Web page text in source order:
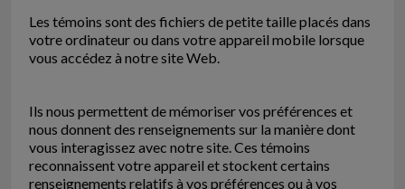
Les témoins sont des fichiers de petite taille placés dans
votre ordinateur ou dans votre appareil mobile lorsque
vous accédez à notre site Web.
Ils nous permettent de mémoriser vos préférences et
nous donnent des renseignements sur la manière dont
vous interagissez avec notre site. Ces témoins
reconnaissent votre appareil et stockent certains
renseignements relatifs à vos préférences ou à vos